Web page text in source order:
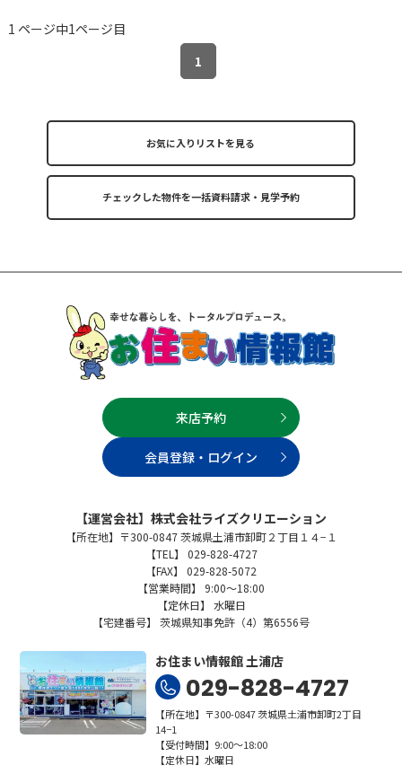
1 ページ中1ページ目
1
お気に入りリストを見る
来店予約
会員登録・ログイン
【運営会社】株式会社ライズクリエーション
【所在地】〒300-0847 茨城県土浦市卸町２丁目１４−１
【TEL】 029-828-4727
【FAX】 029-828-5072
【営業時間】 9:00～18:00
【定休日】 水曜日
【宅建番号】 茨城県知事免許（4）第6556号
お住まい情報館 土浦店
029-828-4727
【所在地】〒300-0847 茨城県土浦市卸町2丁目
14−1
【受付時間】9:00～18:00
【定休日】水曜日